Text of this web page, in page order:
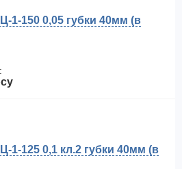
1-150 0,05 губки 40мм (в
1-125 0,1 кл.2 губки 40мм (в